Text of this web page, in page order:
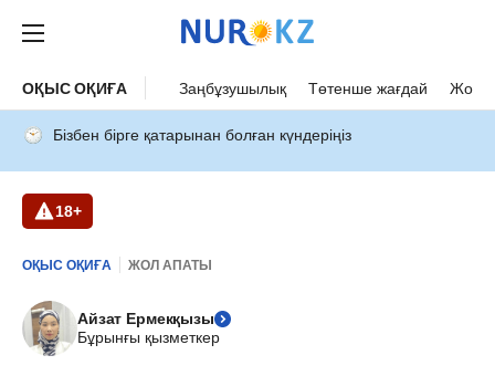
ОҚЫС ОҚИҒА Заңбұзушылық Төтенше жағдай Жол
Бізбен бірге қатарынан болған күндеріңіз
18+
ОҚЫС ОҚИҒА ЖОЛ АПАТЫ
Айзат Ермекқызы
Бұрынғы қызметкер